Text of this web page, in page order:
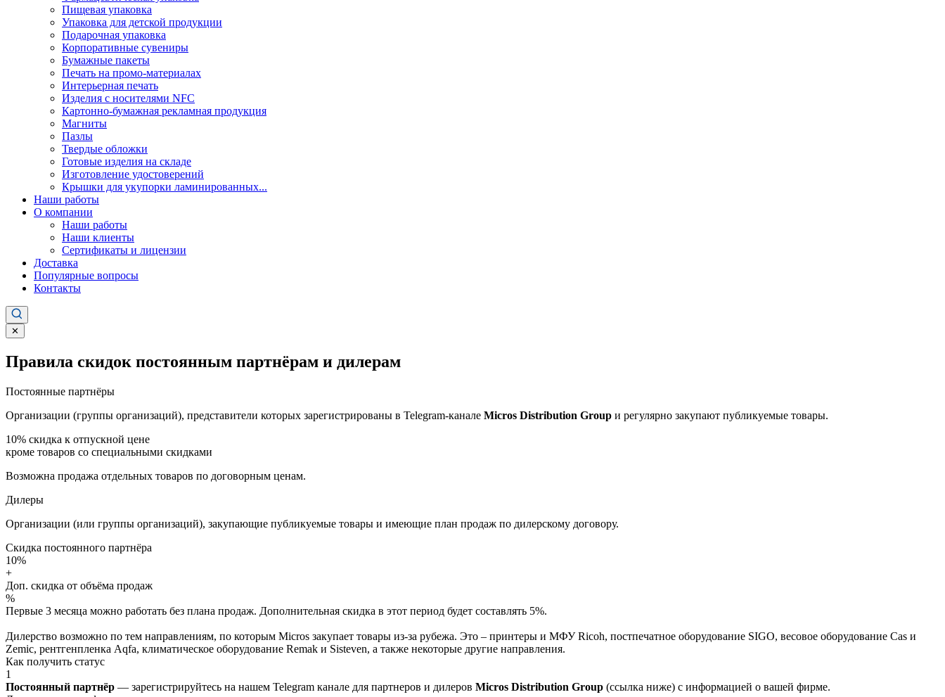
Пищевая упаковка
Упаковка для детской продукции
Подарочная упаковка
Корпоративные сувениры
Бумажные пакеты
Печать на промо-материалах
Интерьерная печать
Изделия с носителями NFC
Картонно-бумажная рекламная продукция
Магниты
Пазлы
Твердые обложки
Готовые изделия на складе
Изготовление удостоверений
Крышки для укупорки ламинированных...
Наши работы
О компании
Наши работы
Наши клиенты
Сертификаты и лицензии
Доставка
Популярные вопросы
Контакты
✕
Правила скидок постоянным партнёрам и дилерам
Постоянные партнёры
Организации (группы организаций), представители которых зарегистрированы в Telegram-канале Micros Distribution Group и регулярно закупают публикуемые товары.
10% скидка к отпускной цене
кроме товаров со специальными скидками
Возможна продажа отдельных товаров по договорным ценам.
Дилеры
Организации (или группы организаций), закупающие публикуемые товары и имеющие план продаж по дилерскому договору.
Скидка постоянного партнёра
10%
+
Доп. скидка от объёма продаж
%
Первые 3 месяца можно работать без плана продаж. Дополнительная скидка в этот период будет составлять 5%.
Дилерство возможно по тем направлениям, по которым Micros закупает товары из-за рубежа. Это – принтеры и МФУ Ricoh, постпечатное оборудование SIGO, весовое оборудование Cas и
Zemic, рентгенпленка Aqfa, климатическое оборудование Remak и Sisteven, а также некоторые другие направления.
Как получить статус
1
Постоянный партнёр — зарегистрируйтесь на нашем Telegram канале для партнеров и дилеров Micros Distribution Group (ссылка ниже) с информацией о вашей фирме.